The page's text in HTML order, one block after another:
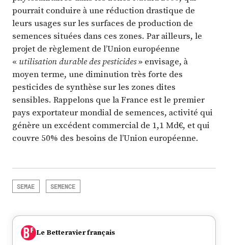
pourrait conduire à une réduction drastique de
leurs usages sur les surfaces de production de
semences situées dans ces zones. Par ailleurs, le
projet de règlement de l’Union européenne
« utilisation durable des pesticides» envisage, à
moyen terme, une diminution très forte des
pesticides de synthèse sur les zones dites
sensibles. Rappelons que la France est le premier
pays exportateur mondial de semences, activité qui
génère un excédent commercial de 1,1 Md€, et qui
couvre 50% des besoins de l’Union européenne.
SEMAE SEMENCE
Le Betteravier français